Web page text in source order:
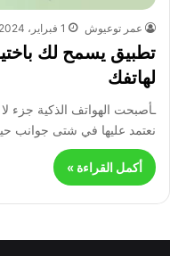
عمر توعيوش 1 فبراير، 2024
تطبيق يسمح لك
لهاتفك
ـأصبحت الهواتف الذكية جزء لا
نعتمد عليها في شتى جوانب
أكمل القراءة »